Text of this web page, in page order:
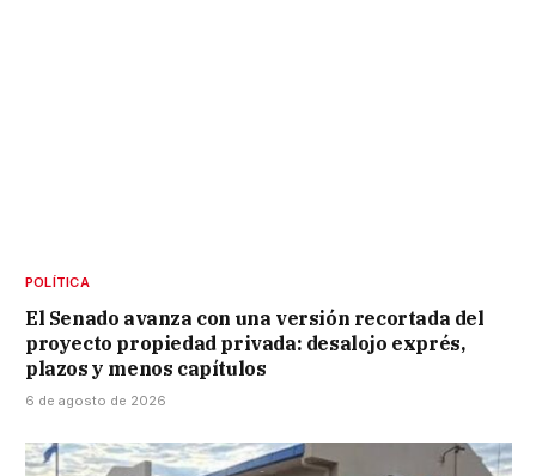
POLÍTICA
El Senado avanza con una versión recortada del
proyecto propiedad privada: desalojo exprés,
plazos y menos capítulos
6 de agosto de 2026